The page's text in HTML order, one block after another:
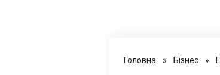
Головна » Бізнес »